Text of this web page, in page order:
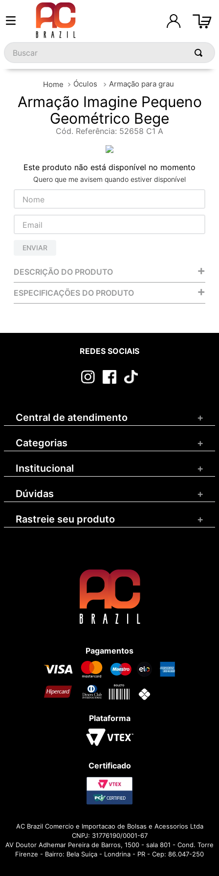
Buscar
Óculos Armação para grau
Armação Imagine Pequeno
Geométrico Bege
Cód. Referência: 52658 C1 A
Este produto não está disponível no momento
Quero que me avisem quando estiver disponível
ENVIAR
DESCRIÇÃO DO PRODUTO +
ESPECIFICAÇÕES DO PRODUTO +
REDES SOCIAIS
Central de atendimento +
Categorias +
Institucional +
Dúvidas +
Rastreie seu produto +
Pagamentos
Plataforma
Certificado
AC Brazil Comercio e Importacao de Bolsas e Acessorios Ltda
CNPJ: 31776190/0001-67
AV Doutor Adhemar Pereira de Barros, 1500 - sala 801 - Cond. Torre
Firenze - Bairro: Bela Suiça - Londrina - PR - Cep: 86.047-250